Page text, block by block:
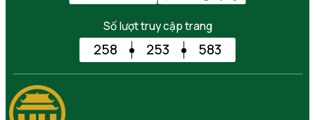
Số lượt truy cập trang
258 253 583